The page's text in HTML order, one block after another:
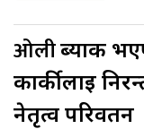
ओलीब्याक
कार्कीलाई
नेतृत्व परिवर्तन